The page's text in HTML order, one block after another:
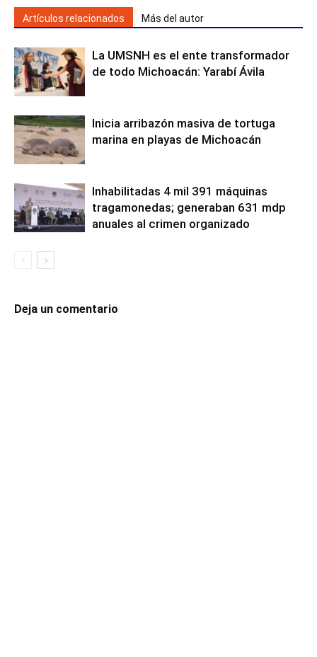
Artículos relacionados Más del autor
La UMSNH es el ente transformador
de todo Michoacán: Yarabí Ávila
Inicia arribazón masiva de tortuga
marina en playas de Michoacán
Inhabilitadas 4 mil 391 máquinas
tragamonedas; generaban 631 mdp
anuales al crimen organizado
Deja un comentario